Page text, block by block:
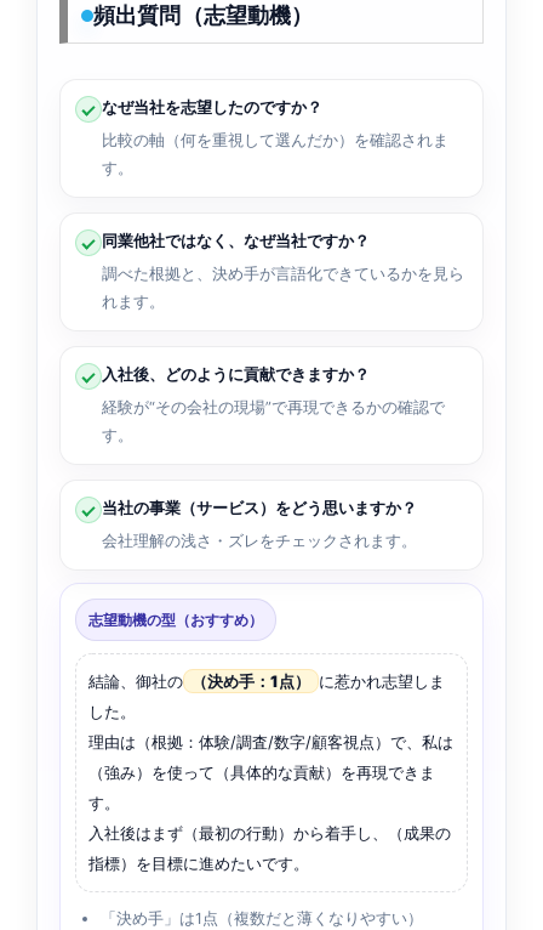
頻出質問（志望動機）
なぜ当社を志望したのですか？
比較の軸（何を重視して選んだか）を確認されま
す。
同業他社ではなく、なぜ当社ですか？
調べた根拠と、決め手が言語化できているかを見ら
れます。
入社後、どのように貢献できますか？
経験が“その会社の現場”で再現できるかの確認で
す。
当社の事業（サービス）をどう思いますか？
会社理解の浅さ・ズレをチェックされます。
志望動機の型（おすすめ）
結論、御社の （決め手：1点）
に惹かれ志望しま
した。
理由は（根拠：体験/調査/数字/顧客視点）で、私は
（強み）を使って（具体的な貢献）を再現できま
す。
入社後はまず（最初の行動）から着手し、（成果の
指標）を目標に進めたいです。
「決め手」は1点（複数だと薄くなりやすい）